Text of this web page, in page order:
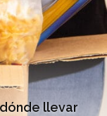
llevar